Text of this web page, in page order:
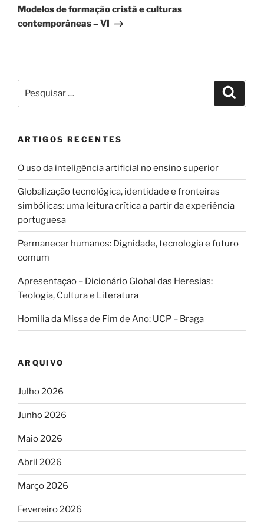
seguinte
Modelos de formação cristã e culturas
contemporâneas – VI
por:
ARTIGOS RECENTES
O uso da inteligência artificial no ensino superior
Globalização tecnológica, identidade e fronteiras
simbólicas: uma leitura crítica a partir da experiência
portuguesa
Permanecer humanos: Dignidade, tecnologia e futuro
comum
Apresentação – Dicionário Global das Heresias:
Teologia, Cultura e Literatura
Homilia da Missa de Fim de Ano: UCP – Braga
ARQUIVO
Julho 2026
Junho 2026
Maio 2026
Abril 2026
Março 2026
Fevereiro 2026